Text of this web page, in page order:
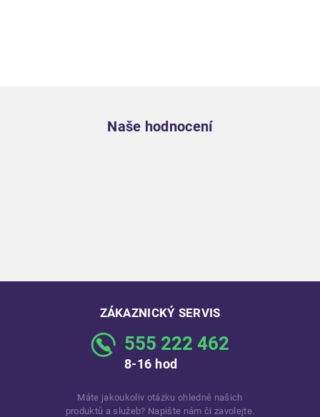
Naše hodnocení
ZÁKAZNICKÝ SERVIS
555 222 462
8-16 hod
Máte jakoukoliv otázku ohledně našich
produktů a služeb? Napište nám či zavolejte.